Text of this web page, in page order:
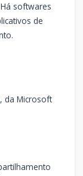
softwares
de
da Microsoft